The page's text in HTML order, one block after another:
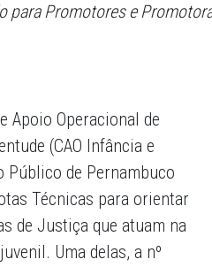
para Promotores e
Apoio Operacional de
(CAO Infância e
de Pernambuco
Técnicas para orientar
de Justiça que atuam na
Uma delas, a nº